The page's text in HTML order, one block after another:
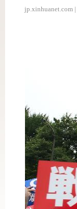
jp.xinhuanet.com |